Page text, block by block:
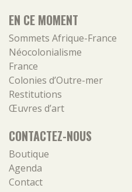
EN CE MOMENT
Sommets Afrique-France
Néocolonialisme
France
Colonies d’Outre-mer
Restitutions
Œuvres d’art
CONTACTEZ-NOUS
Boutique
Agenda
Contact